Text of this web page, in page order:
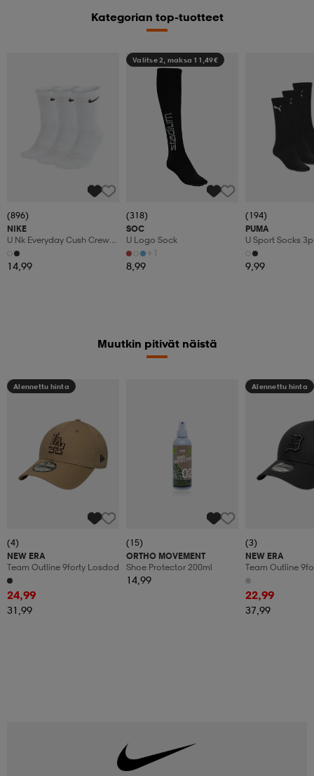
Kategorian top-tuotteet
(896)
NIKE
U Nk Everyday Cush Crew
3pr
14,99
Valitse 2, maksa 11,49€
(318)
SOC
U Logo Sock
+1
8,99
(194)
PUMA
U Sport Socks 3p
9,99
Muutkin pitivät näistä
Alennettu hinta
(4)
NEW ERA
Team Outline 9forty Losdod
24,99
31,99
(15)
ORTHO MOVEMENT
Shoe Protector 200ml
14,99
Alennettu hinta
(3)
NEW ERA
Team Outline
22,99
37,99